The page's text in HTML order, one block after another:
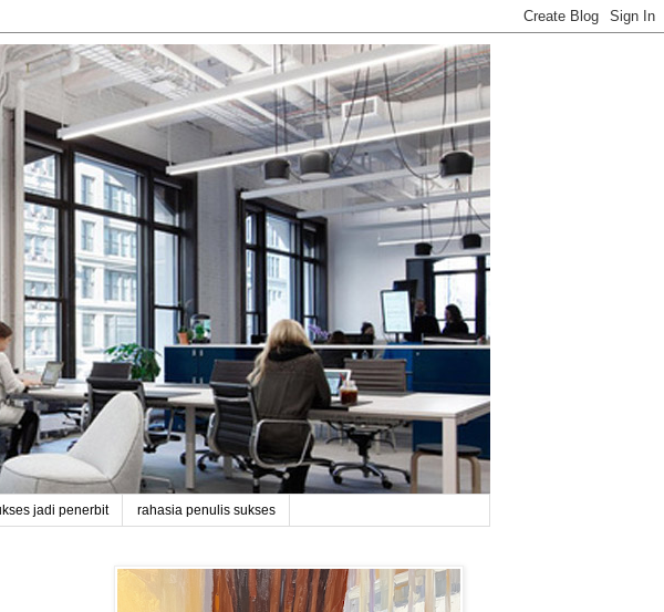
jadi penerbit rahasia penulis sukses